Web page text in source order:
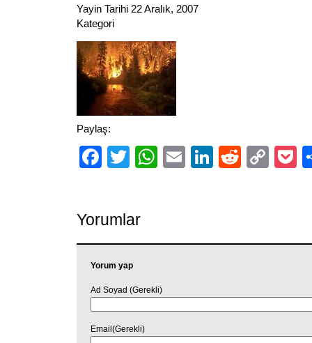
Yayin Tarihi 22 Aralık, 2007
Kategori
Paylaş:
Facebook
TwitterWhatsApp
EmailLinkedIn
Reddit
Yorumlar
Yorum yap
Ad Soyad (Gerekli)
Email(Gerekli)